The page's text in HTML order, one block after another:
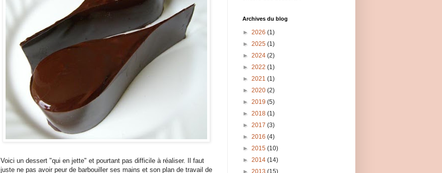
Voici un dessert "qui en jette" et pourtant pas difficile à réaliser. Il faut
juste ne pas avoir peur de barbouiller ses mains et son plan de travail de
Archives du blog
► 2026 (1)
► 2025 (1)
► 2024 (2)
► 2022 (1)
► 2021 (1)
► 2020 (2)
► 2019 (5)
► 2018 (1)
► 2017 (3)
► 2016 (4)
► 2015 (10)
► 2014 (14)